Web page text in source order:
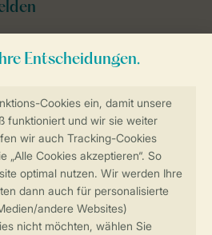
Online-Buchung